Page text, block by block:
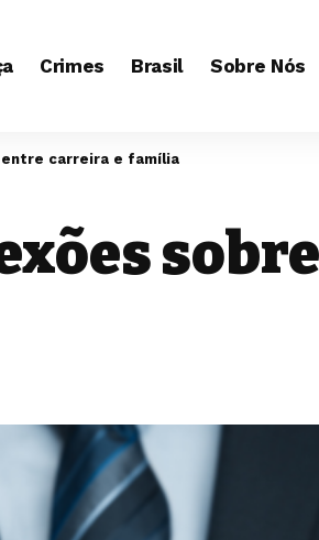
Crimes Brasil Sobre Nós
carreira e família